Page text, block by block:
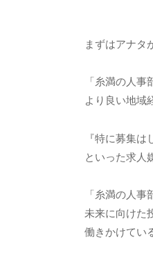
相
談
年
2
日
by
まずはアナタ
「糸満の人
より良い地域
『特に募集
といった求人
「糸満の人事
未来に向けた
働きかけてい